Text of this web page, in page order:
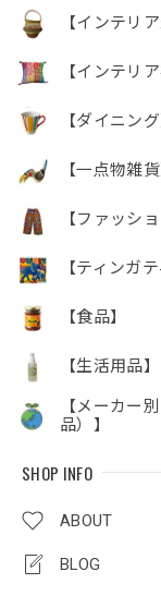
【インテリア
【インテリ
【ダイニング
【一点物雑貨
【ファッショ
【ティンガテ
【食品】
【生活用品】
【メーカー
品）】
SHOP INFO
ABOUT
BLOG